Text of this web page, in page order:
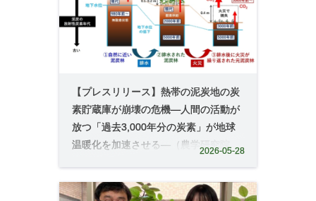
【プレスリリース】熱帯の泥炭地の炭
素貯蔵庫が崩壊の危機―人間の活動が
放つ「過去3,000年分の炭素」が地球
温暖化を加速させる―（農学研究院
2026-05-28